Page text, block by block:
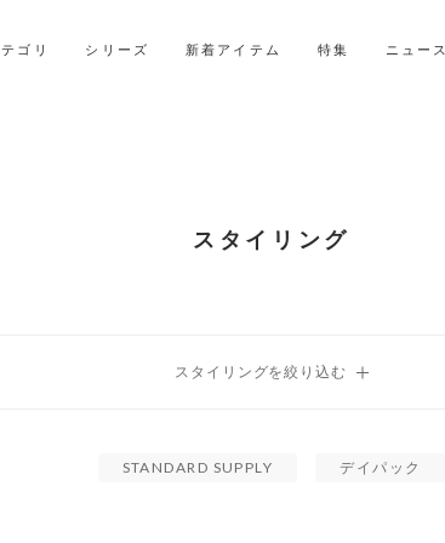
ゴリ
シリーズ 新着アイテム 特集 ニュース
スタイリング
STANDARD SUPPLY デイパック